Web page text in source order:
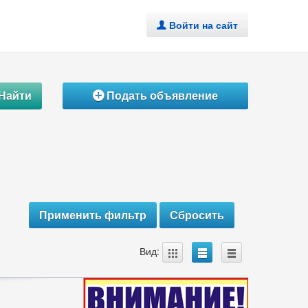
. Войти на сайт
ÁПодать объявление
Вид: A B C